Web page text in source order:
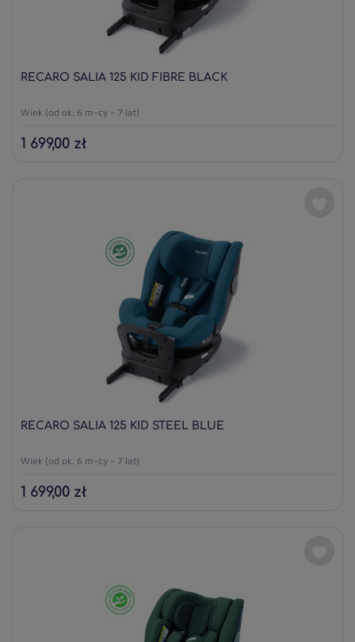
RECARO SALIA 125 KID FIBRE BLACK
Wiek (od ok. 6 m-cy - 7 lat)
1 699,00 zł
RECARO SALIA 125 KID STEEL BLUE
Wiek (od ok. 6 m-cy - 7 lat)
1 699,00 zł